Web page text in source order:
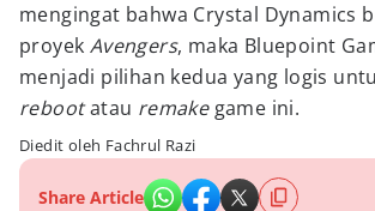
mengingat bahwa Crystal Dynamics
proyek Avengers, maka Bluepoint
menjadi pilihan kedua yang logis
rebootatau remakegame ini.
Diedit oleh Fachrul Razi
Share Article